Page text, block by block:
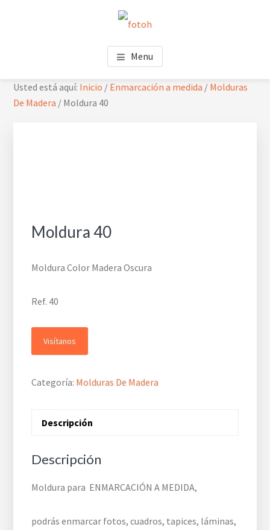
Menu
Usted está aquí: Inicio / Enmarcación a medida / Molduras
De Madera / Moldura 40
Moldura 40
Moldura Color Madera Oscura
Ref. 40
Visítanos
Categoría: Molduras De Madera
Descripción
Descripción
Moldura para ENMARCACIÓN A MEDIDA,
podrás enmarcar fotos, cuadros, tapices, láminas,